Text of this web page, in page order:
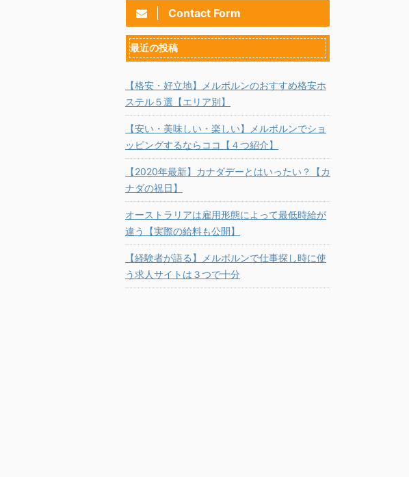
Contact Form
最近の投稿
【格安・好立地】メルボルンのおすすめ格安ホ
ステル５選【エリア別】
【安い・美味しい・楽しい】メルボルンでショ
ッピングするならココ【４つ紹介】
【2020年最新】カナダデーとはいったい？【カ
ナダの祝日】
オーストラリアは雇用形態によって最低時給が
違う【実際の給料も公開】
【経験者が語る】メルボルンで仕事探し時に使
う求人サイトは３つで十分